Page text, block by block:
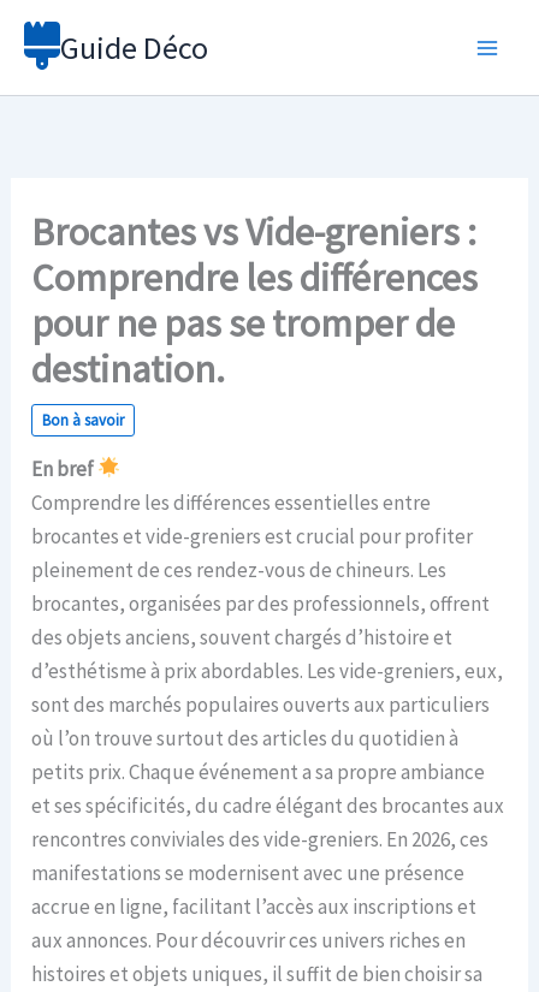
Aller
Guide Déco
Brocantes vs Vide-greniers :
Comprendre les différences
pour ne pas se tromper de
destination.
Bon à savoir
En bref
Comprendre les différences essentielles entre
brocantes et vide-greniers est crucial pour profiter
pleinement de ces rendez-vous de chineurs. Les
brocantes, organisées par des professionnels, offrent
des objets anciens, souvent chargés d’histoire et
d’esthétisme à prix abordables. Les vide-greniers, eux,
sont des marchés populaires ouverts aux particuliers
où l’on trouve surtout des articles du quotidien à
petits prix. Chaque événement a sa propre ambiance
et ses spécificités, du cadre élégant des brocantes aux
rencontres conviviales des vide-greniers. En 2026, ces
manifestations se modernisent avec une présence
accrue en ligne, facilitant l’accès aux inscriptions et
aux annonces. Pour découvrir ces univers riches en
histoires et objets uniques, il suffit de bien choisir sa